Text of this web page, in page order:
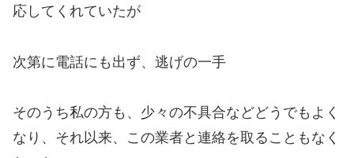
応してくれていたが
次第に電話にも出ず、逃げの一手
そのうち私の方も、少々の不具合などどうでもよく
なり、それ以来、この業者と連絡を取ることもなく